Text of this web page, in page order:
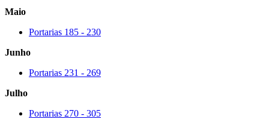
Maio
Portarias 185 - 230
Junho
Portarias 231 - 269
Julho
Portarias 270 - 305